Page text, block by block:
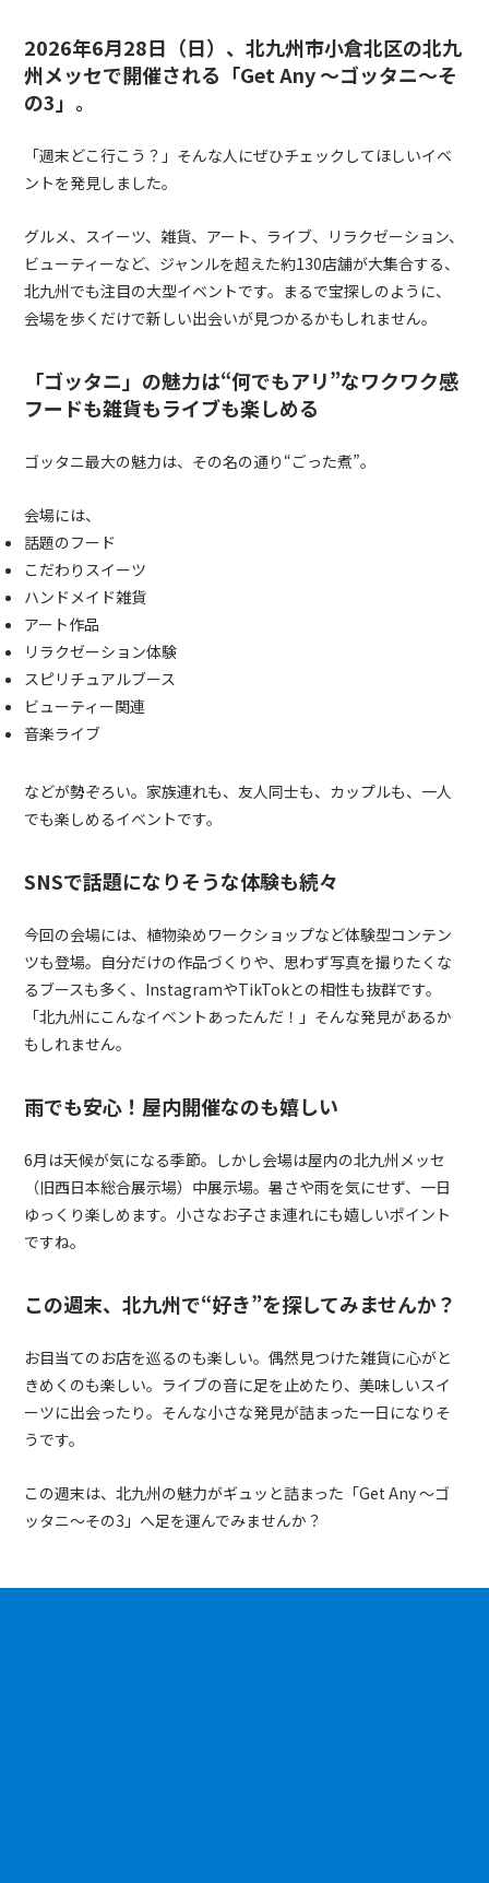
2026年6月28日（日）、北九州市小倉北区の北九
州メッセで開催される「Get Any ～ゴッタニ～そ
の3」。
「週末どこ行こう？」そんな人にぜひチェックしてほしいイベ
ントを発見しました。
グルメ、スイーツ、雑貨、アート、ライブ、リラクゼーション、
ビューティーなど、ジャンルを超えた約130店舗が大集合する、
北九州でも注目の大型イベントです。まるで宝探しのように、
会場を歩くだけで新しい出会いが見つかるかもしれません。
「ゴッタニ」の魅力は“何でもアリ”なワクワク感
フードも雑貨もライブも楽しめる
ゴッタニ最大の魅力は、その名の通り“ごった煮”。
会場には、
話題のフード
こだわりスイーツ
ハンドメイド雑貨
アート作品
リラクゼーション体験
スピリチュアルブース
ビューティー関連
音楽ライブ
などが勢ぞろい。家族連れも、友人同士も、カップルも、一人
でも楽しめるイベントです。
SNSで話題になりそうな体験も続々
今回の会場には、植物染めワークショップなど体験型コンテン
ツも登場。自分だけの作品づくりや、思わず写真を撮りたくな
るブースも多く、InstagramやTikTokとの相性も抜群です。
「北九州にこんなイベントあったんだ！」そんな発見があるか
もしれません。
雨でも安心！屋内開催なのも嬉しい
6月は天候が気になる季節。しかし会場は屋内の北九州メッセ
（旧西日本総合展示場）中展示場。暑さや雨を気にせず、一日
ゆっくり楽しめます。小さなお子さま連れにも嬉しいポイント
ですね。
この週末、北九州で“好き”を探してみませんか？
お目当てのお店を巡るのも楽しい。偶然見つけた雑貨に心がと
きめくのも楽しい。ライブの音に足を止めたり、美味しいスイ
ーツに出会ったり。そんな小さな発見が詰まった一日になりそ
うです。
この週末は、北九州の魅力がギュッと詰まった「Get Any～ゴ
ッタニ～その3 」へ足を運んでみませんか？